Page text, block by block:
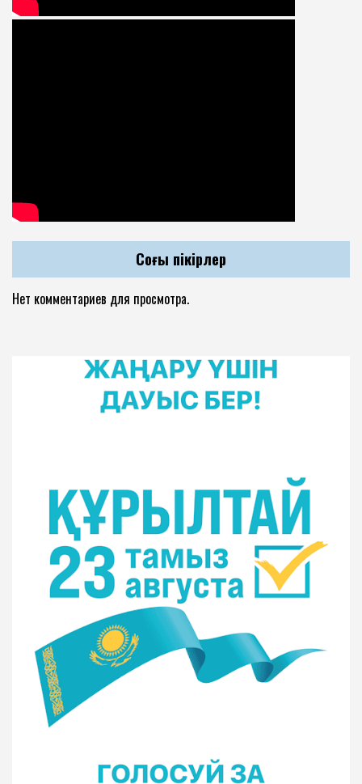
Соңғы пікірлер
Нет комментариев для просмотра.